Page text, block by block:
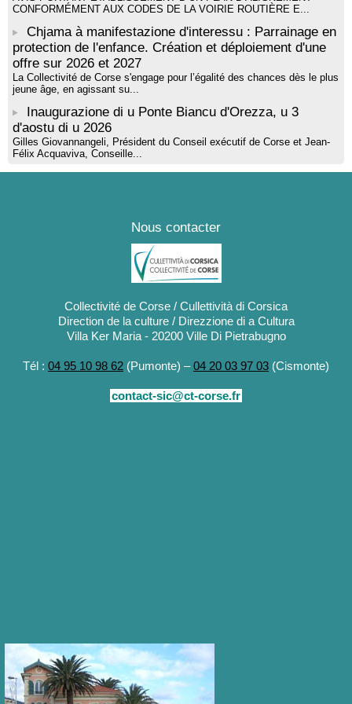
CONFORMÉMENT AUX CODES DE LA VOIRIE ROUTIÈRE E...
Chjama à manifestazione d'interessu : Parrainage en
protection de l'enfance. Création et déploiement d'une
offre sur 2026 et 2027
La Collectivité de Corse s'engage pour l’égalité des chances dès le plus
jeune âge, en agissant su...
Inaugurazione di u Ponte Biancu d'Orezza, u 3
d'aostu di u 2026
Gilles Giovannangeli, Président du Conseil exécutif de Corse et Jean-
Félix Acquaviva, Conseille...
Nous contacter
Collectivité de Corse / Cullettività di Corsica
Direction de la culture / Direzzione di a Cultura
Villa Ker Maria - 20200 Ville Di Pietrabugno
Tél : 04 95 10 98 62 (Pumonte) –04 20 03 97 03 (Cismonte)
contact-sic@ct-corse.fr